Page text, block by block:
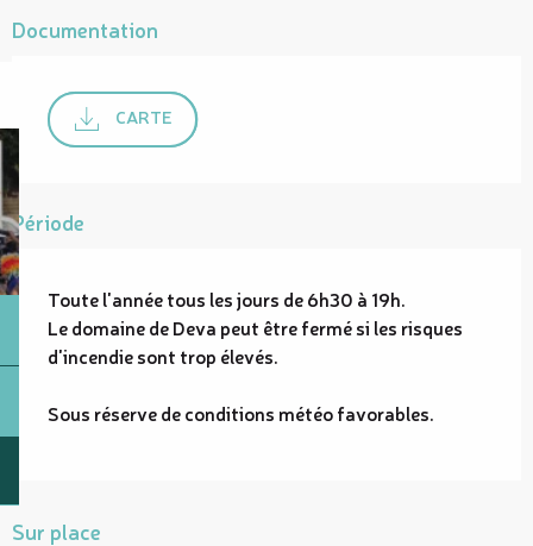
Documentation
CARTE
Période
Toute l'année tous les jours de 6h30 à 19h.
Le domaine de Deva peut être fermé si les risques
d'incendie sont trop élevés.
Sous réserve de conditions météo favorables.
Sur place